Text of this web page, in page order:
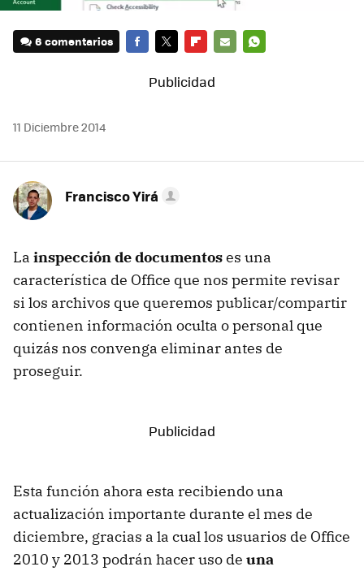
6 comentarios
MAIL
11 Diciembre 2014
Francisco Yirá
La inspección de documentoses una
característica de Office que nos permite revisar
si los archivos que queremos publicar/compartir
contienen información oculta o personal que
quizás nos convenga eliminar antes de
proseguir.
Esta función ahora esta recibiendo una
actualización importante durante el mes de
diciembre, gracias a la cual los usuarios de Office
2010 y 2013 podrán hacer uso de una